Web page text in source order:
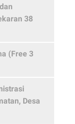
38
(Free 3
Desa